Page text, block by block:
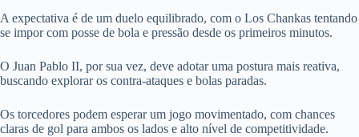
A expectativa é de um duelo equilibrado, com o Los Chankas tentando
se impor com posse de bola e pressão desde os primeiros minutos.
O Juan Pablo II, por sua vez, deve adotar uma postura mais reativa,
buscando explorar os contra-ataques e bolas paradas.
Os torcedores podem esperar um jogo movimentado, com chances
claras de gol para ambos os lados e alto nível de competitividade.